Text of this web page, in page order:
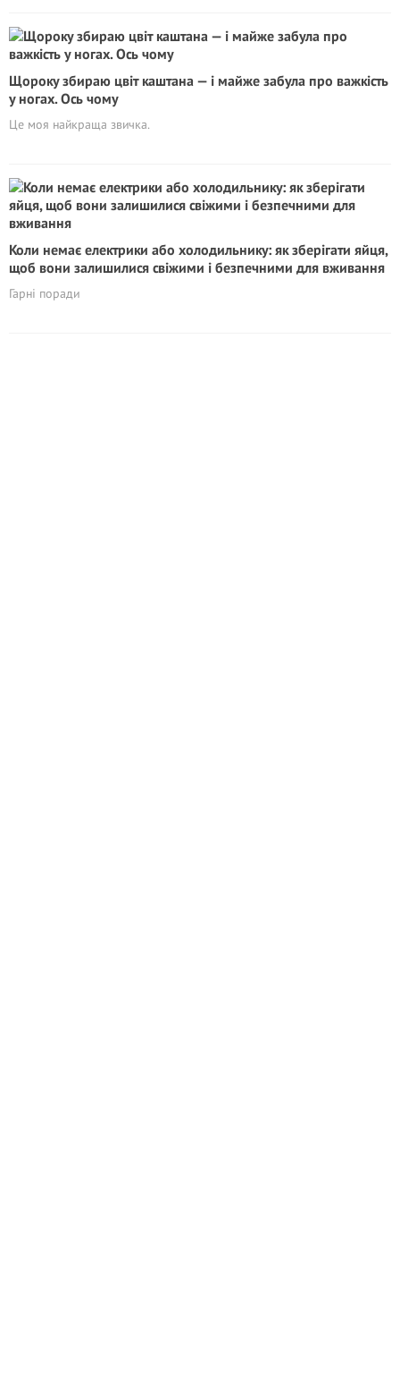
Щороку збираю цвіт каштана — і майже забула про важкість
у ногах. Ось чому
Це моя найкраща звичка.
Коли немає електрики або холодильнику: як зберігати яйця,
щоб вони залишилися свіжими і безпечними для вживання
Гарні поради